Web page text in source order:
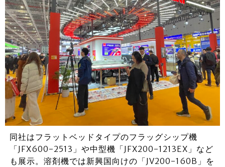
同社はフラットベッドタイプのフラッグシップ機
「JFX600-2513」や中型機「JFX200-1213EX」など
も展示。溶剤機では新興国向けの「JV200-160B」を